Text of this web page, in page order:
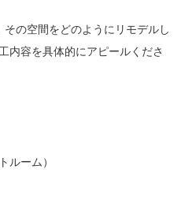
の空間をどのようにリモデルし
内容を具体的にアピールくださ
ルーム）